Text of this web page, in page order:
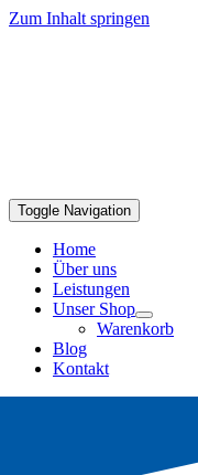
Zum Inhalt springen
Toggle Navigation
Home
Über uns
Leistungen
Unser Shop
Warenkorb
Blog
Kontakt